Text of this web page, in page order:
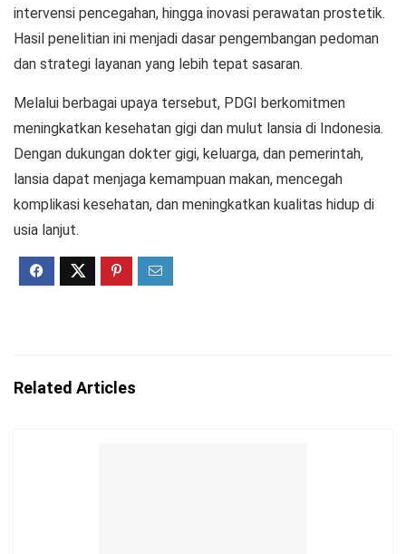
intervensi pencegahan, hingga inovasi perawatan prostetik.
Hasil penelitian ini menjadi dasar pengembangan pedoman
dan strategi layanan yang lebih tepat sasaran.
Melalui berbagai upaya tersebut, PDGI berkomitmen
meningkatkan kesehatan gigi dan mulut lansia di Indonesia.
Dengan dukungan dokter gigi, keluarga, dan pemerintah,
lansia dapat menjaga kemampuan makan, mencegah
komplikasi kesehatan, dan meningkatkan kualitas hidup di
usia lanjut.
Related Articles